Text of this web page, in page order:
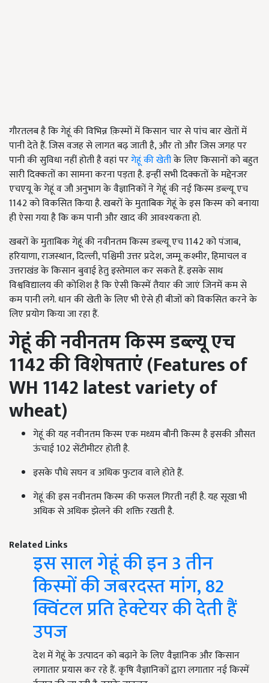
गौरतलब है कि गेहूं की विभिन्न क़िस्मों में किसान चार से पांच बार खेतों में
पानी देते हैं. जिस वजह से लागत बढ़ जाती है, और तो और जिस जगह पर
पानी की सुविधा नहीं होती है वहां परगेहूं की खेतीके लिए किसानों को बहुत
सारी दिक्कतों का सामना करना पड़ता है. इन्हीं सभी दिक्कतों के मद्देनजर
एचएयू के गेहूं व जौ अनुभाग के वैज्ञानिकों ने गेहूं की नई किस्म डब्ल्यू एच
1142 को विकसित किया है. खबरों के मुताबिक गेहूं के इस किस्म को बनाया
ही ऐसा गया है कि कम पानी और खाद की आवश्यकता हो.
खबरों के मुताबिक गेहूं की नवीनतम किस्म डब्ल्यू एच 1142 को पंजाब,
हरियाणा, राजस्थान, दिल्ली, पश्चिमी उत्तर प्रदेश, जम्मू कश्मीर, हिमाचल व
उत्तराखंड के किसान बुवाई हेतु इस्तेमाल कर सकते हैं. इसके साथ
विश्वविद्यालय की कोशिश है कि ऐसी किस्में तैयार की जाएं जिनमें कम से
कम पानी लगे. धान की खेती के लिए भी ऐसे ही बीजों को विकसित करने के
लिए प्रयोग किया जा रहा हैं.
गेहूं की नवीनतम किस्मडब्ल्यू एच
1142 की विशेषताएं (Features of
WH 1142 latest variety of
wheat)
गेहूं की यह नवीनतम किस्म एक मध्यम बौनी किस्म है इसकी औसत
ऊंचाई 102 सेंटीमीटर होती है.
इसके पौधे सघन व अधिक फुटाव वाले होते हैं.
गेहूं की इस नवीनतम किस्म की फसल गिरती नहीं है. यह सूखा भी
अधिक से अधिक झेलने की शक्ति रखती है.
Related Links
इस साल गेहूं की इन 3 तीन
किस्मों की जबरदस्त मांग, 82
क्विंटल प्रति हेक्टेयर की देती हैं
उपज
देश में गेहूं के उत्पादन को बढ़ाने के लिए वैज्ञानिक और किसान
लगातार प्रयास कर रहे हैं. कृषि वैज्ञानिकों द्वारा लगातार नई किस्में